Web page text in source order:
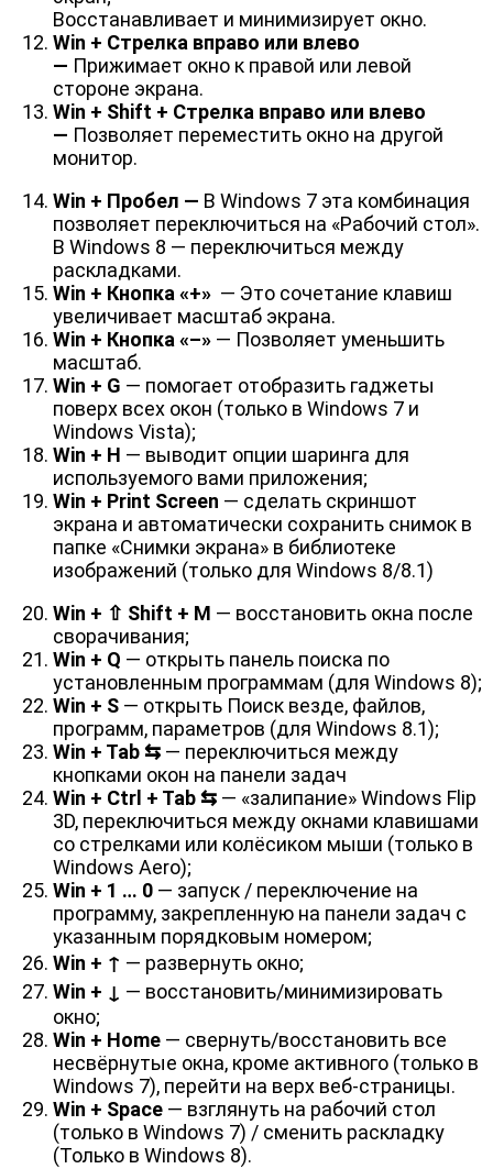
Восстанавливает и минимизирует окно.
Win + Стрелка вправо или влево
— Прижимает окно к правой или левой
стороне экрана.
Win + Shift + Стрелка вправо или влево
— Позволяет переместить окно на другой
монитор.
Win + Пробел — В Windows 7 эта комбинация
позволяет переключиться на «Рабочий стол».
В Windows 8 — переключиться между
раскладками.
Win + Кнопка «+» — Это сочетание клавиш
увеличивает масштаб экрана.
Win + Кнопка «–» — Позволяет уменьшить
масштаб.
Win + G — помогает отобразить гаджеты
поверх всех окон (только в Windows 7 и
Windows Vista);
Win + H — выводит опции шаринга для
используемого вами приложения;
Win + Print Screen — сделать скриншот
экрана и автоматически сохранить снимок в
папке «Снимки экрана» в библиотеке
изображений (только для Windows 8/8.1)
Win + ⇧ Shift + M — восстановить окна после
сворачивания;
Win + Q — открыть панель поиска по
установленным программам (для Windows 8);
Win + S — открыть Поиск везде, файлов,
программ, параметров (для Windows 8.1);
Win + Tab ⇆ — переключиться между
кнопками окон на панели задач
Win + Ctrl + Tab ⇆ — «залипание» Windows Flip
3D, переключиться между окнами клавишами
со стрелками или колёсиком мыши (только в
Windows Aero);
Win + 1 … 0 — запуск / переключение на
программу, закрепленную на панели задач с
указанным порядковым номером;
Win + ↑ — развернуть окно;
Win + ↓ — восстановить/минимизировать
окно;
Win + Home — свернуть/восстановить все
несвёрнутые окна, кроме активного (только в
Windows 7), перейти на верх веб-страницы.
Win + Space — взглянуть на рабочий стол
(только в Windows 7) / сменить раскладку
(Только в Windows 8).